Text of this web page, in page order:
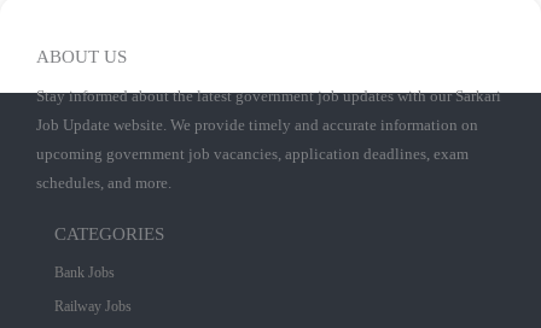
ABOUT US
Stay informed about the latest government job updates with our Sarkari
Job Update website. We provide timely and accurate information on
upcoming government job vacancies, application deadlines, exam
schedules, and more.
CATEGORIES
Bank Jobs
Railway Jobs